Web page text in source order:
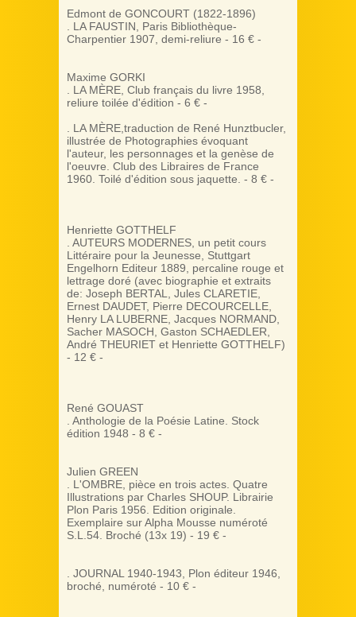
Edmont de GONCOURT (1822-1896)
. LA FAUSTIN, Paris Bibliothèque-
Charpentier 1907, demi-reliure - 16 € -
Maxime GORKI
. LA MÈRE, Club français du livre 1958,
reliure toilée d'édition - 6 € -
. LA MÈRE,traduction de René Hunztbucler,
illustrée de Photographies évoquant
l'auteur, les personnages et la genèse de
l'oeuvre. Club des Libraires de France
1960. Toilé d'édition sous jaquette. - 8 € -
Henriette GOTTHELF
. AUTEURS MODERNES, un petit cours
Littéraire pour la Jeunesse, Stuttgart
Engelhorn Editeur 1889, percaline rouge et
lettrage doré (avec biographie et extraits
de: Joseph BERTAL, Jules CLARETIE,
Ernest DAUDET, Pierre DECOURCELLE,
Henry LA LUBERNE, Jacques NORMAND,
Sacher MASOCH, Gaston SCHAEDLER,
André THEURIET et Henriette GOTTHELF)
- 12 € -
René GOUAST
. Anthologie de la Poésie Latine. Stock
édition 1948 - 8 € -
Julien GREEN
. L'OMBRE, pièce en trois actes. Quatre
Illustrations par Charles SHOUP. Librairie
Plon Paris 1956. Edition originale.
Exemplaire sur Alpha Mousse numéroté
S.L.54. Broché (13x 19) - 19 € -
. JOURNAL 1940-1943, Plon éditeur 1946,
broché, numéroté - 10 € -